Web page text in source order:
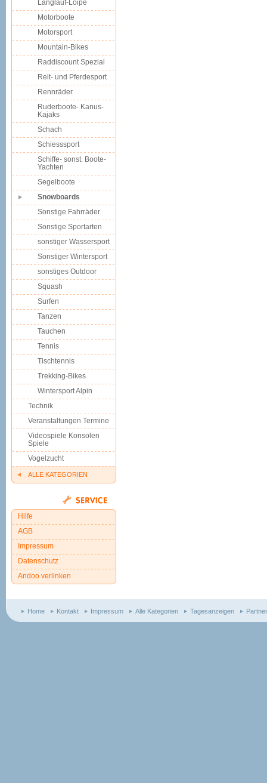
Langlauf-Loipe
Motorboote
Motorsport
Mountain-Bikes
Raddiscount Spezial
Reit- und Pferdesport
Rennräder
Ruderboote- Kanus-
Kajaks
Schach
Schiesssport
Schiffe- sonst. Boote-
Yachten
Segelboote
Snowboards
Sonstige Fahrräder
Sonstige Sportarten
sonstiger Wassersport
Sonstiger Wintersport
sonstiges Outdoor
Squash
Surfen
Tanzen
Tauchen
Tennis
Tischtennis
Trekking-Bikes
Wintersport Alpin
Technik
Veranstaltungen Termine
Videospiele Konsolen
Spiele
Vogelzucht
ALLE KATEGORIEN
Hilfe
AGB
Impressum
Datenschutz
Andoo verlinken
Home Kontakt Impressum Alle Kategorien Tagesanzeigen Partner